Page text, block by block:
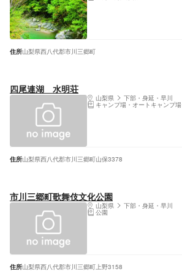
住所山梨県西八代郡市川三郷町
四尾連湖 水明荘
山梨県 下部・身延・早川
キャンプ場・オートキャンプ場
住所山梨県西八代郡市川三郷町山保3378
市川三郷町歌舞伎文化公園
山梨県 下部・身延・早川
公園
住所山梨県西八代郡市川三郷町上野3158